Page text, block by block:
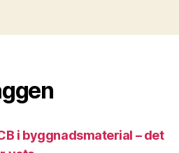
i byggnadsmaterial – det